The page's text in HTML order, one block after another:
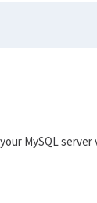
MySQL